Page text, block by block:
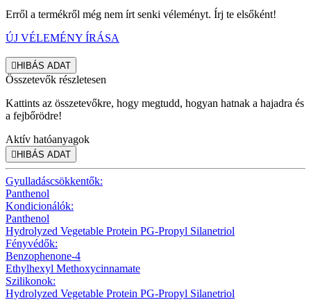
Erről a termékről még nem írt senki véleményt. Írj te elsőként!
ÚJ VÉLEMÉNY ÍRÁSA
HIBÁS ADAT
Összetevők részletesen
Kattints az összetevőkre, hogy megtudd, hogyan hatnak a hajadra és
a fejbőrödre!
Aktív hatóanyagok
HIBÁS ADAT
Gyulladáscsökkentők:
Panthenol
Kondicionálók:
Panthenol
Hydrolyzed Vegetable Protein PG-Propyl Silanetriol
Fényvédők:
Benzophenone-4
Ethylhexyl Methoxycinnamate
Szilikonok:
Hydrolyzed Vegetable Protein PG-Propyl Silanetriol